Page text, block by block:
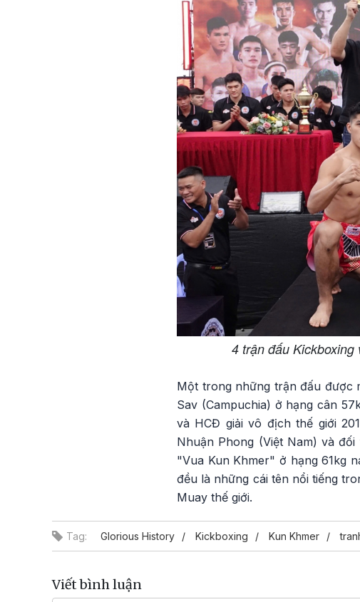
4 trận đấu
Một trong những trận đấu được
Sav (Campuchia) ở hạng cân
và HCĐ giải vô địch thế giới
Nhuận Phong (Việt Nam) và
"Vua Kun Khmer" ở hạng 61kg
đều là những cái tên nổi tiếng
Muay thế giới.
Tag: Glorious History Kickboxing Kun Khmer
Viết bình luận